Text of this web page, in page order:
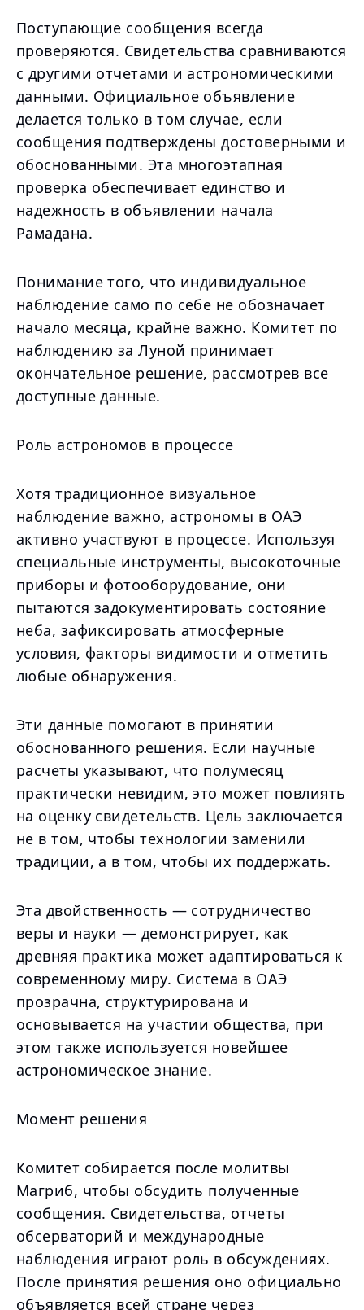
Поступающие сообщения всегда
проверяются. Свидетельства сравниваются
с другими отчетами и астрономическими
данными. Официальное объявление
делается только в том случае, если
сообщения подтверждены достоверными и
обоснованными. Эта многоэтапная
проверка обеспечивает единство и
надежность в объявлении начала
Рамадана.
Понимание того, что индивидуальное
наблюдение само по себе не обозначает
начало месяца, крайне важно. Комитет по
наблюдению за Луной принимает
окончательное решение, рассмотрев все
доступные данные.
Роль астрономов в процессе
Хотя традиционное визуальное
наблюдение важно, астрономы в ОАЭ
активно участвуют в процессе. Используя
специальные инструменты, высокоточные
приборы и фотооборудование, они
пытаются задокументировать состояние
неба, зафиксировать атмосферные
условия, факторы видимости и отметить
любые обнаружения.
Эти данные помогают в принятии
обоснованного решения. Если научные
расчеты указывают, что полумесяц
практически невидим, это может повлиять
на оценку свидетельств. Цель заключается
не в том, чтобы технологии заменили
традиции, а в том, чтобы их поддержать.
Эта двойственность — сотрудничество
веры и науки — демонстрирует, как
древняя практика может адаптироваться к
современному миру. Система в ОАЭ
прозрачна, структурирована и
основывается на участии общества, при
этом также используется новейшее
астрономическое знание.
Момент решения
Комитет собирается после молитвы
Магриб, чтобы обсудить полученные
сообщения. Свидетельства, отчеты
обсерваторий и международные
наблюдения играют роль в обсуждениях.
После принятия решения оно официально
объявляется всей стране через